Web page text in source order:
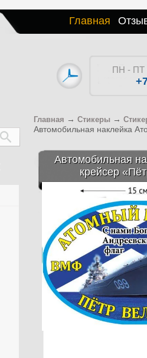
Главная
ПН - ПТ
Главная → Стикеры →
Автомобильная наклейка
Автомобильная
крейсер